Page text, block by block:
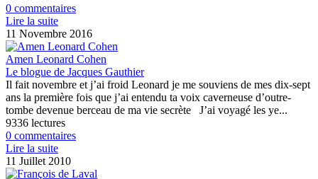
0 commentaires
Lire la suite
11 Novembre 2016
Amen Leonard Cohen
Le blogue de Jacques Gauthier
Il fait novembre et j’ai froid Leonard je me souviens de mes dix-sept
ans la première fois que j’ai entendu ta voix caverneuse d’outre-
tombe devenue berceau de ma vie secrète J’ai voyagé les ye...
9336 lectures
0 commentaires
Lire la suite
11 Juillet 2010